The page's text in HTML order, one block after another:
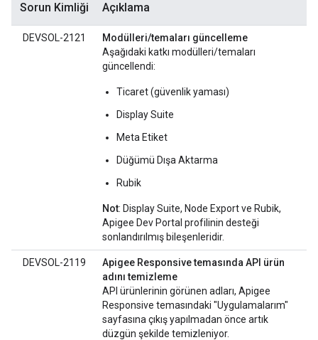
Sorun Kimliği Açıklama
DEVSOL-2121
Modülleri/temaları güncelleme
Aşağıdaki katkı modülleri/temaları
güncellendi:
Ticaret (güvenlik yaması)
Display Suite
Meta Etiket
Düğümü Dışa Aktarma
Rubik
Not: Display Suite, Node Export ve Rubik,
Apigee Dev Portal profilinin desteği
sonlandırılmış bileşenleridir.
DEVSOL-2119
Apigee Responsive temasında API ürün
adını temizleme
API ürünlerinin görünen adları, Apigee
Responsive temasındaki "Uygulamalarım"
sayfasına çıkış yapılmadan önce artık
düzgün şekilde temizleniyor.